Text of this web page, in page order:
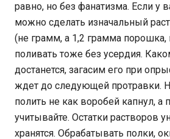
равно, но без фанатизма. Если у
можно сделать изначальный
(не грамм, а 1,2 грамма порошка,
поливать тоже без усердия.
достанется, загасим его при
ждет до следующей протравки.
полить не как воробей капнул, а
учитывайте. Остатки растворов
хранятся. Обрабатывать полки,